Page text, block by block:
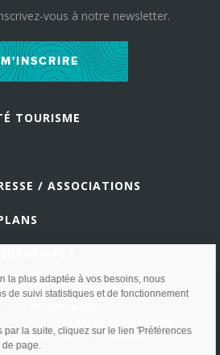
vous à notre newsletter.
M'INSCRIRE
TOURISME
/ ASSOCIATIONS
-Information sur les cookies--Made
de Google s'appliquent.